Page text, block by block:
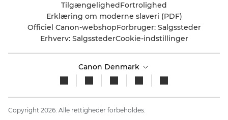
TilgængelighedFortrolighed
Erklæring om moderne slaveri (PDF)
Officiel Canon-webshopForbruger: Salgssteder
Erhverv: SalgsstederCookie-indstillinger
Canon Denmark
Copyright 2026. Alle rettigheder forbeholdes.